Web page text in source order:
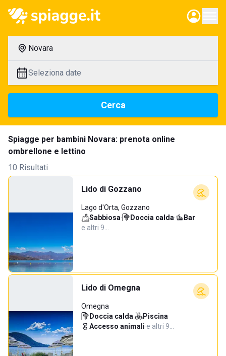
Novara
Seleziona date
Cerca
Spiagge per bambini Novara: prenota online
ombrellone e lettino
10 Risultati
Lido di Gozzano
Lago d'Orta, Gozzano
Sabbiosa· Doccia calda· Bar·
e altri 9…
Lido di Omegna
Omegna
Doccia calda· Piscina·
Accesso animali·e altri 9…